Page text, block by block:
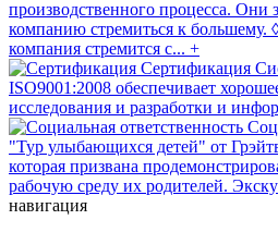
производственного процесса. Они
компанию стремиться к большему.
компания стремится с... +
Сертификация
ISO9001:2008 обеспечивает
исследования и разработки и
"Тур улыбающихся детей" от
которая призвана
рабочую среду их родителей.
навигация